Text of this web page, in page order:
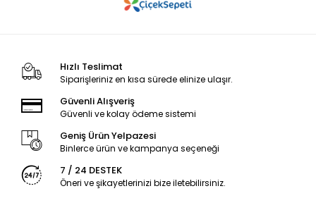
Hızlı Teslimat
Siparişleriniz en kısa sürede elinize ulaşır.
Güvenli Alışveriş
Güvenli ve kolay ödeme sistemi
Geniş Ürün Yelpazesi
Binlerce ürün ve kampanya seçeneği
7 / 24 DESTEK
Öneri ve şikayetlerinizi bize iletebilirsiniz.